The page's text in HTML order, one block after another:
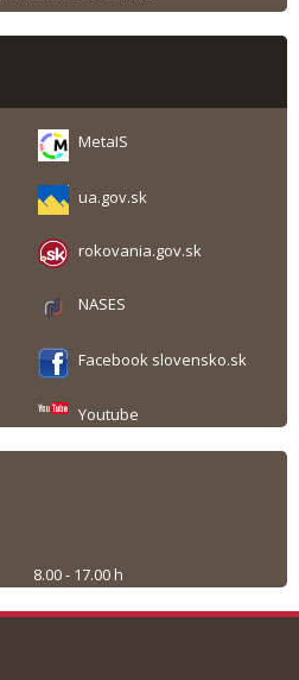
MetaIS
ua.gov.sk
rokovania.gov.sk
NASES
Facebook slovensko.sk
Youtube
8.00 - 17.00 h